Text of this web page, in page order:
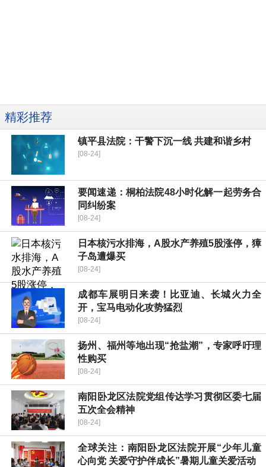
精彩推荐
镇平县法院：干警下沉一线 共建和谐乡村
[08-24]
要闻速递：桐柏法院48小时化解一起劳务合
同纠纷案
[08-24]
日本核污水排海，A股水产养殖5股涨停，獐
子岛遭爆买
[08-24]
成都车展明日来袭！比亚迪、长城火力全
开，宝马电动化攻势猛烈
[08-24]
扬州、福州等地出现“抢盐潮”，专家呼吁理
性购买
[08-24]
南阳卧龙区法院党组传达学习贯彻区委七届
五次全会精神
[08-24]
全球关注：南阳卧龙区法院开展“少年儿童
心向党 关爱守护伴成长”暑期儿童关爱活动